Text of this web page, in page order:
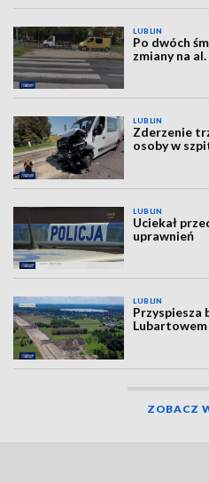
LUBLIN
Po dwóch
zmiany na
LUBLIN
Zderzenie
osoby w
LUBLIN
Uciekał
uprawnień
LUBLIN
Przyspiesza
ZOBACZ